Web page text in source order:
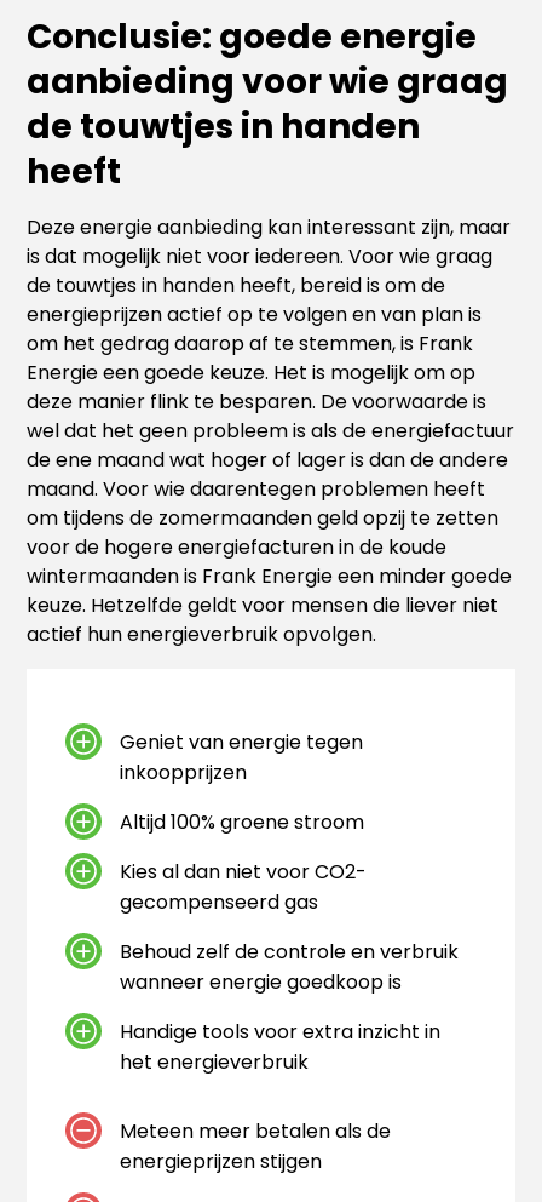
Conclusie: goede energie
aanbieding voor wie graag
de touwtjes in handen
heeft
Deze energie aanbieding kan interessant zijn, maar
is dat mogelijk niet voor iedereen. Voor wie graag
de touwtjes in handen heeft, bereid is om de
energieprijzen actief op te volgen en van plan is
om het gedrag daarop af te stemmen, is Frank
Energie een goede keuze. Het is mogelijk om op
deze manier flink te besparen. De voorwaarde is
wel dat het geen probleem is als de energiefactuur
de ene maand wat hoger of lager is dan de andere
maand. Voor wie daarentegen problemen heeft
om tijdens de zomermaanden geld opzij te zetten
voor de hogere energiefacturen in de koude
wintermaanden is Frank Energie een minder goede
keuze. Hetzelfde geldt voor mensen die liever niet
actief hun energieverbruik opvolgen.
Geniet van energie tegen
inkoopprijzen
Altijd 100% groene stroom
Kies al dan niet voor CO2-
gecompenseerd gas
Behoud zelf de controle en verbruik
wanneer energie goedkoop is
Handige tools voor extra inzicht in
het energieverbruik
Meteen meer betalen als de
energieprijzen stijgen